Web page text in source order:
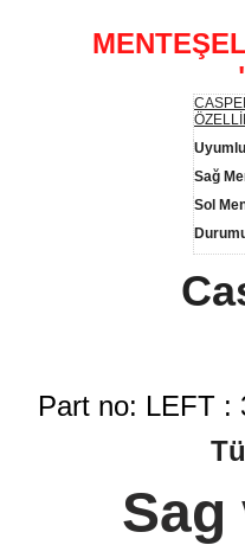
Sağ
Sol
Part no: LEFT :
Sag